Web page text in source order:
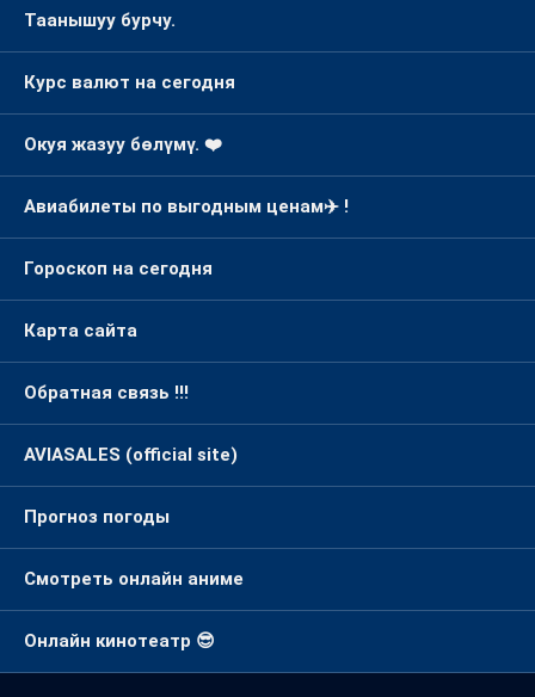
Таанышуу бурчу.
Курс валют на сегодня
Окуя жазуу бөлүмү. ❤️
Авиабилеты по выгодным ценам✈️ !
Гороскоп на сегодня
Карта сайта
Обратная связь !!!
AVIASALES (official site)
Прогноз погоды
Смотреть онлайн аниме
Онлайн кинотеатр 😎